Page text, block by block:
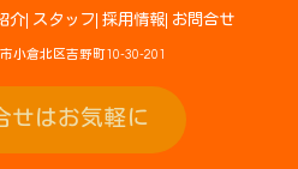
介 スタッフ 採用情報 お問合せ
小倉北区吉野町10-30-201
せはお気軽に